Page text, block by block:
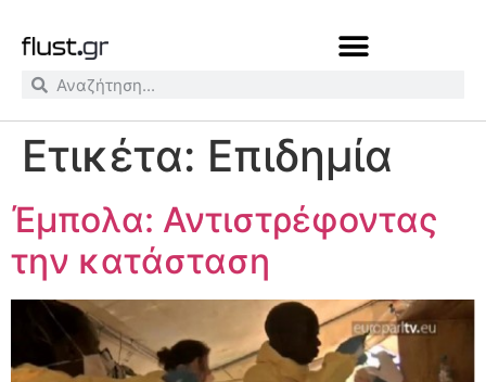
Ετικέτα: Επιδημία
Έμπολα: Αντιστρέφοντας
την κατάσταση